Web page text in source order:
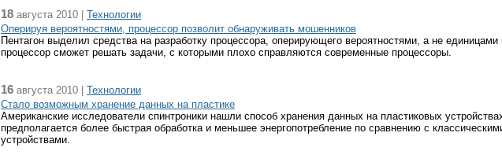
18 августа 2010 | Технологии
Оперируя вероятностями, процессор позволит обнаруживать мошенников
Пентагон выделил средства на разработку процессора, оперирующего вероятностями, а не
процессор сможет решать задачи, с которыми плохо справляются современные процессоры.
16 августа 2010 | Технологии
Стало возможным хранение данных на пластике
Американские исследователи спинтроники нашли способ хранения данных на пластиковых
предполагается более быстрая обработка и меньшее энергопотребление по сравнению с
устройствами.